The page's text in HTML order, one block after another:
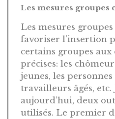
Les mesures groupes
Les mesures
favoriser l’insertion
certains groupes
précises: les
jeunes, les
travailleurs âgés, etc.
aujourd’hui, deux
utilisés. Le premier